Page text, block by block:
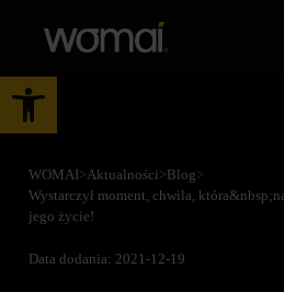
WOMAI>Aktualności>Blog>
Wystarczył moment, chwila,
jego życie!
Data dodania: 2021-12-19
Otwórz pasek narzędzi